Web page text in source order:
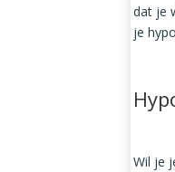
dat je
je
Wil je